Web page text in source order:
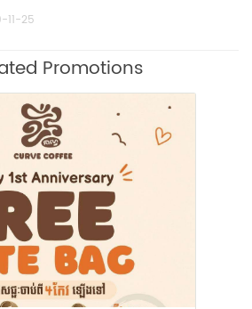
11-25
Promotions